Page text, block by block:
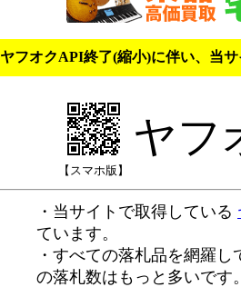
ヤフオクAPI終了(縮小)に伴い、当
【スマホ版】
ヤフ
・当サイトで取得している
ています。
・すべての落札品を網羅
の落札数はもっと多いです